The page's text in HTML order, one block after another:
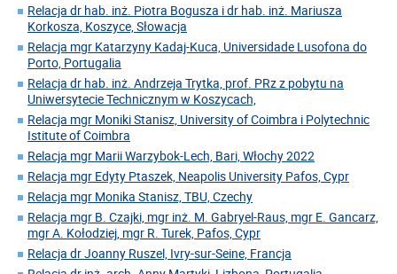
Relacja dr hab. inż. Piotra Bogusza i dr hab. inż. Mariusza
Korkosza, Koszyce, Słowacja
Relacja mgr Katarzyny Kadaj-Kuca, Universidade Lusofona do
Porto, Portugalia
Relacja dr hab. inż. Andrzeja Trytka, prof. PRz z pobytu na
Uniwersytecie Technicznym w Koszycach,
Relacja mgr Moniki Stanisz, University of Coimbra i Polytechnic
Istitute of Coimbra
Relacja mgr Marii Warzybok-Lech, Bari, Włochy 2022
Relacja mgr Edyty Ptaszek, Neapolis University Pafos, Cypr
Relacja mgr Monika Stanisz, TBU, Czechy
Relacja mgr B. Czajki, mgr inż. M. Gabryel-Raus, mgr E. Gancarz,
mgr A. Kołodziej, mgr R. Turek, Pafos, Cypr
Relacja dr Joanny Ruszel, Ivry-sur-Seine, Francja